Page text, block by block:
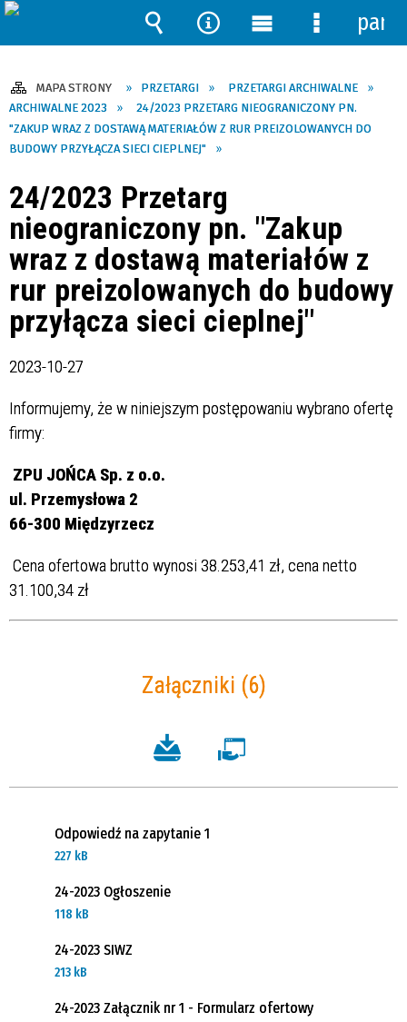
MAPA STRONY PRZETARGI
PRZETARGI ARCHIWALNE
ARCHIWALNE 2023
24/2023 PRZETARG NIEOGRANICZONY PN.
"ZAKUP WRAZ Z DOSTAWĄ MATERIAŁÓW Z RUR PREIZOLOWANYCH DO
BUDOWY PRZYŁĄCZA SIECI CIEPLNEJ"
24/2023 Przetarg
nieograniczony pn. "Zakup
wraz z dostawą materiałów z
rur preizolowanych do budowy
przyłącza sieci cieplnej"
2023-10-27
Informujemy, że w niniejszym postępowaniu wybrano ofertę
firmy:
ZPU JOŃCA Sp. z o.o.
ul. Przemysłowa 2
66-300 Międzyrzecz
Cena ofertowa brutto wynosi 38.253,41 zł, cena netto
31.100,34 zł
Załączniki (6)
Odpowiedź na zapytanie 1
227 kB
24-2023 Ogłoszenie
118 kB
24-2023 SIWZ
213 kB
24-2023 Załącznik nr 1 - Formularz ofertowy
Wyszukiwarka
Narzędzia
Menu
główne
Menu